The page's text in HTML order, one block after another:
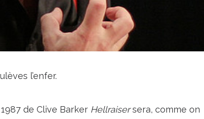
l’enfer.
de Clive Barker Hellraisersera, comme on